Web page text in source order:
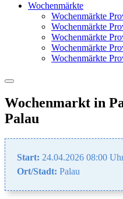
Wochenmärkte
Wochenmärkte
Wochenmärkte
Wochenmärkte
Wochenmärkte
Wochenmärkte
Wochenmarkt in
Palau
Start: 24.04.2026 08:00
Ort/Stadt: Palau